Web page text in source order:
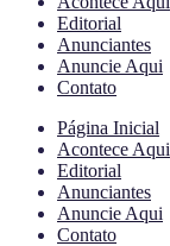
Editorial
Anunciantes
Anuncie Aqui
Contato
Página Inicial
Acontece Aqui
Editorial
Anunciantes
Anuncie Aqui
Contato